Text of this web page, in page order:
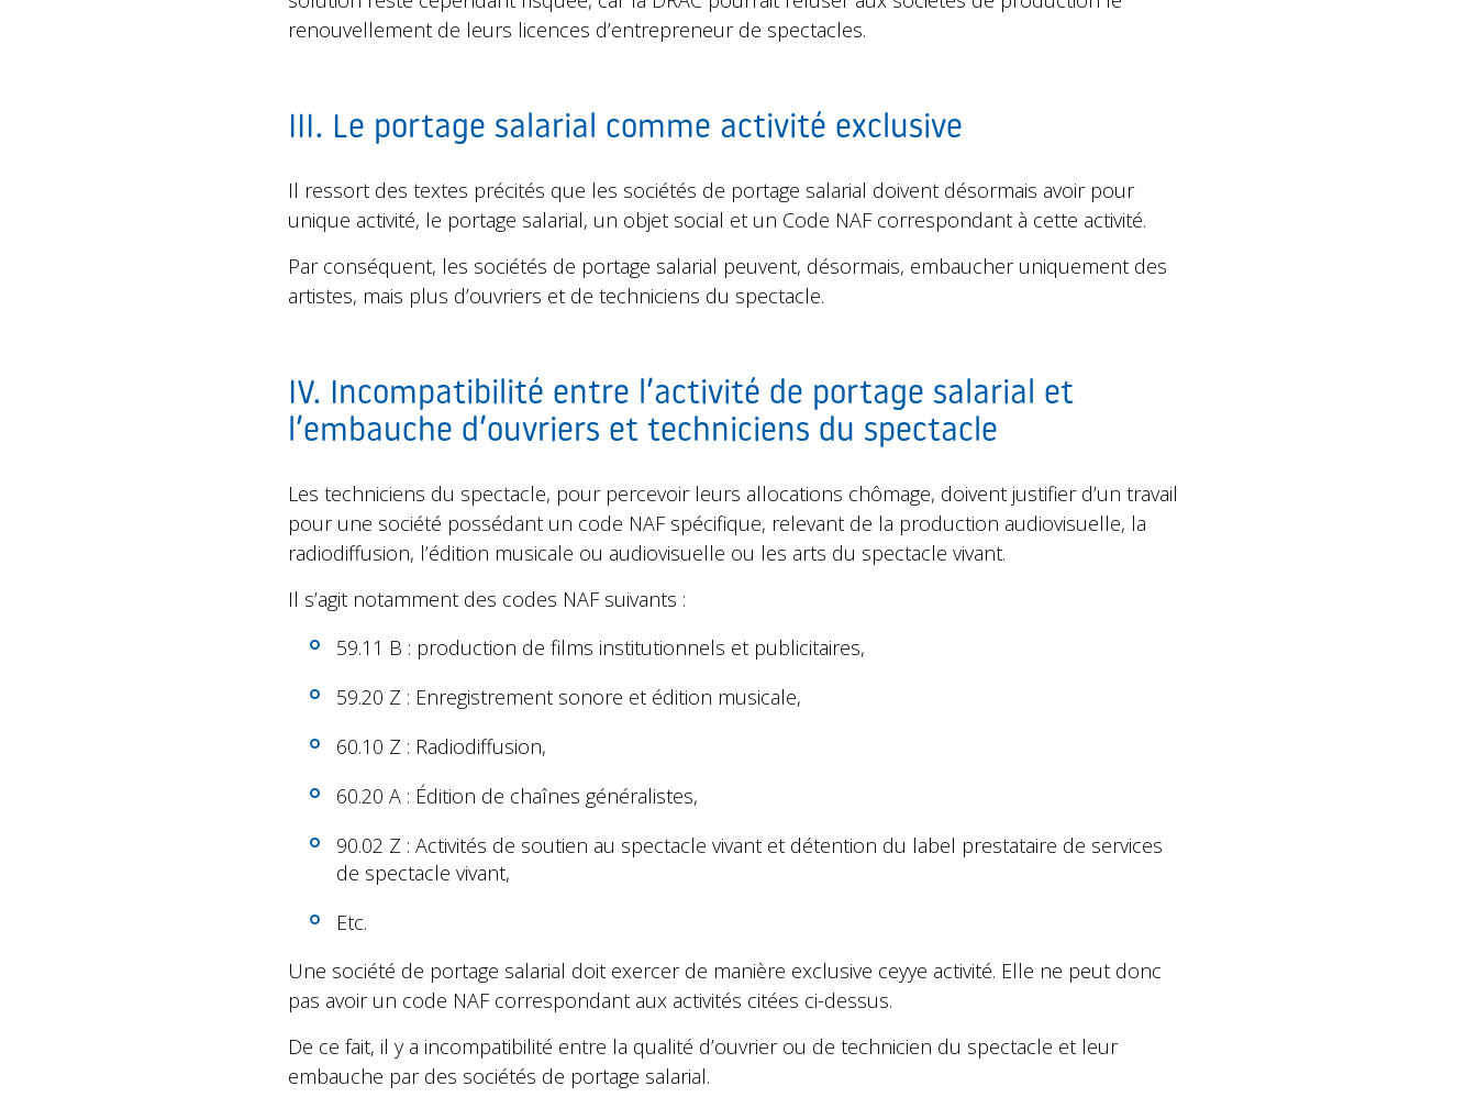
renouvellement de leurs licences d’entrepreneur de spectacles.
III. Le portage salarial comme activité exclusive
Il ressort des textes précités que les sociétés de portage salarial doivent désormais avoir pour
unique activité, le portage salarial, un objet social et un Code NAF correspondant à cette activité.
Par conséquent, les sociétés de portage salarial peuvent, désormais, embaucher uniquement des
artistes, mais plus d’ouvriers et de techniciens du spectacle.
IV. Incompatibilité entre l’activité de portage salarial et
l’embauche d’ouvriers et techniciens du spectacle
Les techniciens du spectacle, pour percevoir leurs allocations chômage, doivent justifier d’un travail
pour une société possédant un code NAF spécifique, relevant de la production audiovisuelle, la
radiodiffusion, l’édition musicale ou audiovisuelle ou les arts du spectacle vivant.
Il s’agit notamment des codes NAF suivants :
59.11 B : production de films institutionnels et publicitaires,
59.20 Z : Enregistrement sonore et édition musicale,
60.10 Z : Radiodiffusion,
60.20 A : Édition de chaînes généralistes,
90.02 Z : Activités de soutien au spectacle vivant et détention du label prestataire de services
de spectacle vivant,
Etc.
Une société de portage salarial doit exercer de manière exclusive ceyye activité. Elle ne peut donc
pas avoir un code NAF correspondant aux activités citées ci-dessus.
De ce fait, il y a incompatibilité entre la qualité d’ouvrier ou de technicien du spectacle et leur
embauche par des sociétés de portage salarial.